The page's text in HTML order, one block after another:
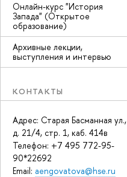
Онлайн-курс "История
Запада" (Открытое
образование)
Архивные лекции,
выступления и интервью
КОНТАКТЫ
Адрес: Старая Басманная ул.,
д. 21/4, стр. 1, каб. 414в
Телефон: +7 495 772-95-
90*22692
Email: aengovatova@hse.ru